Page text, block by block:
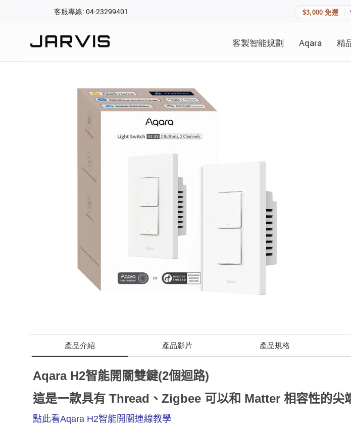
客服專線: 04-23299401 $3,000 免運
客製智能規劃 Aqara 精
產品介紹 產品影片 產品規格
Aqara H2智能開關雙鍵(2個迴路)
這是一款具有 Thread、Zigbee 可以和 Matter 相容性的尖
點此看Aqara H2智能開關連線教學
Aqara 智慧家庭
智能門鎖
精品家電
會員帳號
建立新帳號